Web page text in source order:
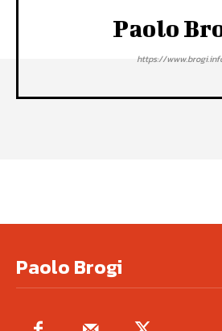
Paolo
https://
Paolo Brogi